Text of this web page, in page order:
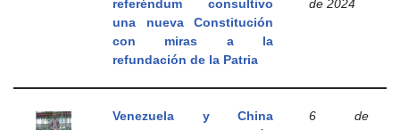
referéndum consultivo
una nueva Constitución
con miras a la
refundación de la Patria
de 2024
Venezuela y China
6 de